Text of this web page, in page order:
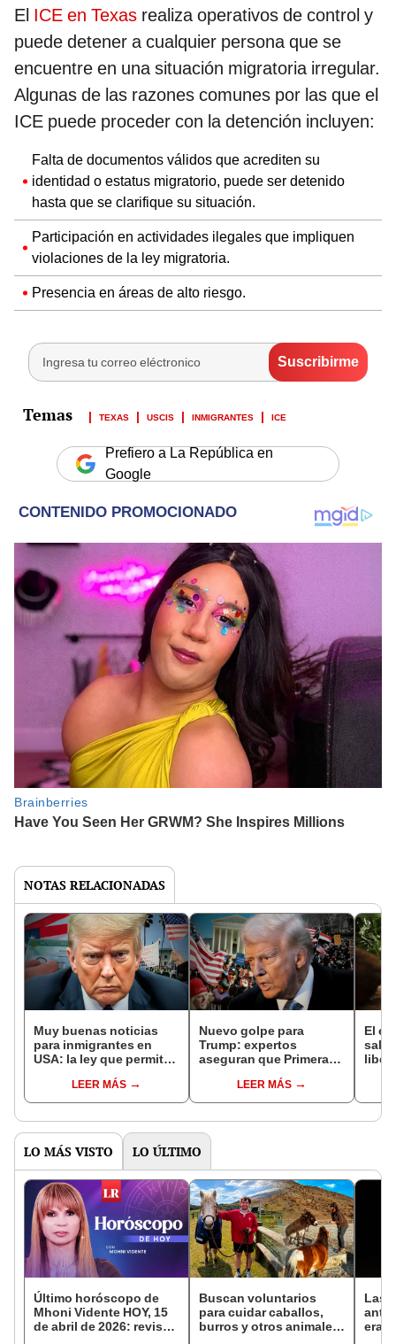
El ICE en Texas realiza operativos de control y
puede detener a cualquier persona que se
encuentre en una situación migratoria irregular.
Algunas de las razones comunes por las que el
ICE puede proceder con la detención incluyen:
Falta de documentos válidos que acrediten su
identidad o estatus migratorio, puede ser detenido
hasta que se clarifique su situación.
Participación en actividades ilegales que impliquen
violaciones de la ley migratoria.
Presencia en áreas de alto riesgo.
TEXAS USCIS INMIGRANTES ICE
Prefiero a La República en
Google
NOTAS RELACIONADAS
Muy buenas noticias
para inmigrantes en
USA: la ley que permite
evitar la deportación de
Trump y acceder a la
LEER MÁS
Nuevo golpe para
Trump: expertos
aseguran que Primera
podría proteger a
inmigrantes de las
LEER MÁS
El
salió
la
LO MÁS VISTO LO ÚLTIMO
Último horóscopo de
Mhoni Vidente HOY, 15
de abril de 2026: revisa
Buscan voluntarios
para cuidar caballos,
burros y otros animales
Las
eran